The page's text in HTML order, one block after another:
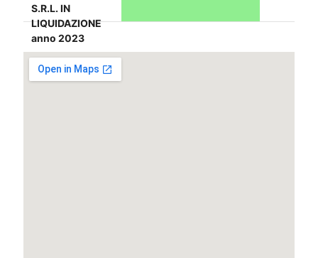
S.R.L. IN
LIQUIDAZIONE
anno 2023